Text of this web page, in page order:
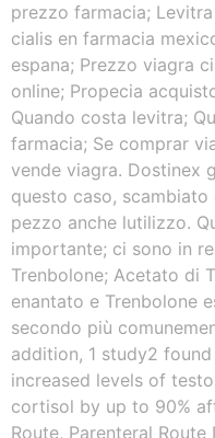
prezzo farmacia;
cialis en farmacia
espana; Prezzo viagra
online; Propecia
Quando costa levitra;
farmacia; Se comprar
vende viagra. Dostinex
questo caso,
pezzo anche lutilizzo.
importante; ci sono in
Trenbolone; Acetato di
enantato e Trenbolone
secondo più
addition, 1 study2
increased levels of
cortisol by up to 90%
Route, Parenteral